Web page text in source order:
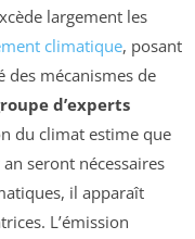
largement les
climatique, posant
des mécanismes de
d’experts
du climat estime que
seront nécessaires
il apparaît
L’émission